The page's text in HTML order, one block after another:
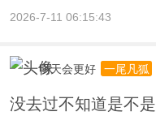
2026-7-11 06:15:43
明天会更好 一尾凡狐
没去过不知道是不是